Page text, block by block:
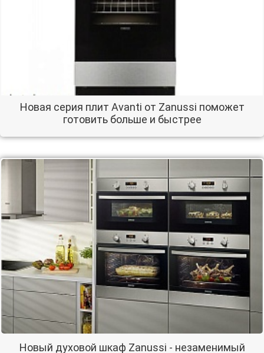
Новая серия плит Avanti от Zanussi поможет
готовить больше и быстрее
Новый духовой шкаф Zanussi - незаменимый